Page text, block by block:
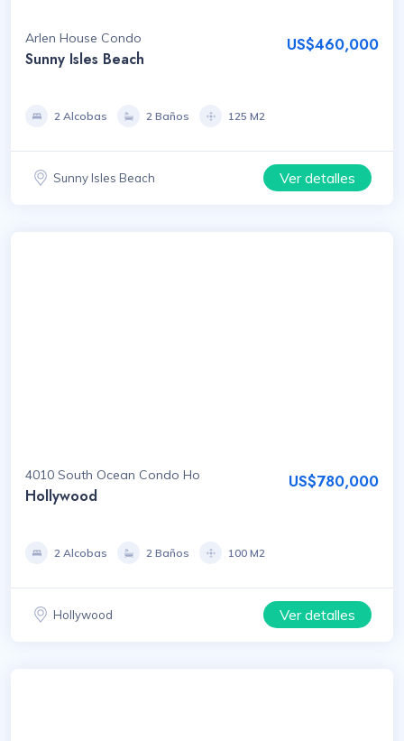
Arlen House Condo
Sunny Isles Beach
US$460,000
2 Alcobas 2 Baños 125 M2
Sunny Isles Beach Ver detalles
4010 South Ocean Condo Ho
Hollywood
US$780,000
2 Alcobas 2 Baños 100 M2
Hollywood Ver detalles